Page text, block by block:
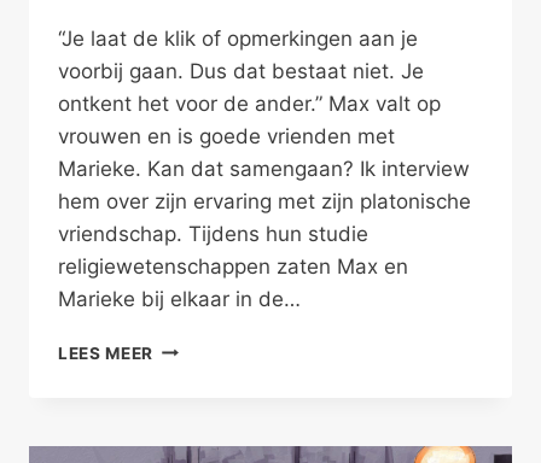
“Je laat de klik of opmerkingen aan je
voorbij gaan. Dus dat bestaat niet. Je
ontkent het voor de ander.” Max valt op
vrouwen en is goede vrienden met
Marieke. Kan dat samengaan? Ik interview
hem over zijn ervaring met zijn platonische
vriendschap. Tijdens hun studie
religiewetenschappen zaten Max en
Marieke bij elkaar in de…
LEES MEER VRIENDEN
PLATONISCH